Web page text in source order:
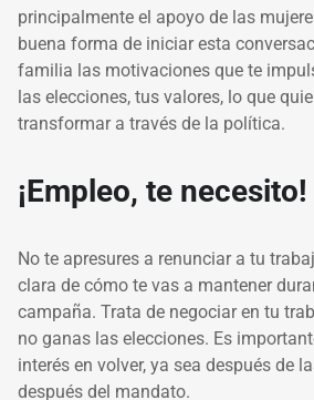
principalmente el apoyo de las
buena forma de iniciar esta
familia las motivaciones que te
las elecciones, tus valores, lo que
transformar a través de la política.
¡Empleo, te necesito!
No te apresures a renunciar a tu
clara de cómo te vas a mantener
campaña. Trata de negociar en tu
no ganas las elecciones. Es
interés en volver, ya sea después de
después del mandato.